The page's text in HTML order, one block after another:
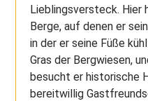
Lieblingsversteck. Hier
Berge, auf denen er
in der er seine Füße
Gras der Bergwiesen,
besucht er historische
bereitwillig